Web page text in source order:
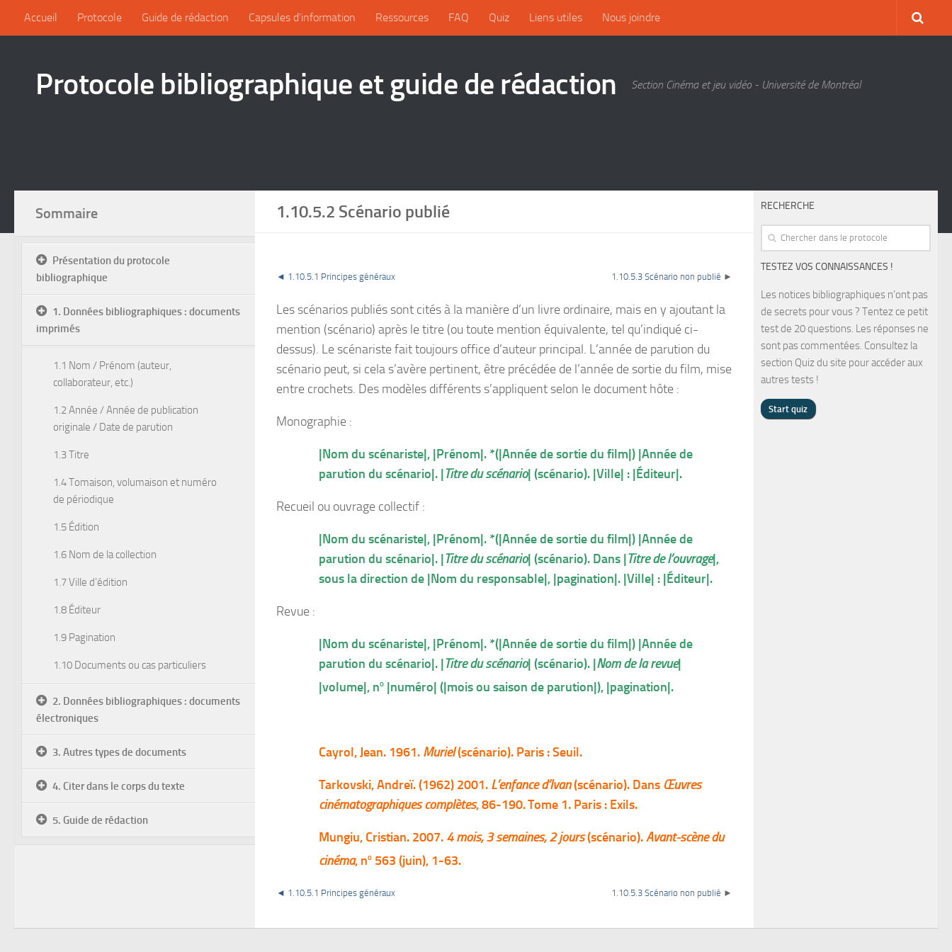
Accueil Protocole Guide de rédaction Capsules d’information Ressources FAQ Quiz Liens utiles Nous joindre
Protocole bibliographique et guide de rédaction Section Cinéma et jeu vidéo - Université de Montréal
1.10.5.2 Scénario publié
◄ 1.10.5.1 Principes généraux 1.10.5.3 Scénario non publié ►
Les scénarios publiés sont cités à la manière d’un livre ordinaire, mais en y ajoutant la
mention (scénario) après le titre (ou toute mention équivalente, tel qu’indiqué ci-
dessus). Le scénariste fait toujours office d’auteur principal. L’année de parution du
scénario peut, si cela s’avère pertinent, être précédée de l’année de sortie du film, mise
entre crochets. Des modèles différents s’appliquent selon le document hôte :
Monographie :
|Nom du scénariste|, |Prénom|. *(|Année de sortie du film|) |Année de
parution du scénario|. |Titre du scénario| (scénario). |Ville| : |Éditeur|.
Recueil ou ouvrage collectif :
|Nom du scénariste|, |Prénom|. *(|Année de sortie du film|) |Année de
parution du scénario|. |Titre du scénario| (scénario). Dans |Titre de l’ouvrage|,
sous la direction de |Nom du responsable|, |pagination|. |Ville| : |Éditeur|.
Revue :
|Nom du scénariste|, |Prénom|. *(|Année de sortie du film|) |Année de
parution du scénario|. |Titre du scénario| (scénario). |Nom de la revue|
|volume|, no |numéro| (|mois ou saison de parution|), |pagination|.
Cayrol, Jean. 1961. Muriel(scénario). Paris : Seuil.
Tarkovski, Andreï. (1962) 2001. L’enfance d’Ivan(scénario). Dans Œuvres
cinématographiques complètes, 86-190.Tome 1. Paris : Exils.
Mungiu, Cristian. 2007. 4 mois, 3 semaines, 2 jours(scénario).Avant-scène du
cinéma, no 563 (juin), 1-63.
◄ 1.10.5.1 Principes généraux 1.10.5.3 Scénario non publié ►
Sommaire
Présentation du protocole
bibliographique
1. Données bibliographiques : documents
imprimés
1.1 Nom / Prénom (auteur,
collaborateur, etc.)
1.2 Année / Année de publication
originale / Date de parution
1.3 Titre
1.4 Tomaison, volumaison et numéro
de périodique
1.5 Édition
1.6 Nom de la collection
1.7 Ville d’édition
1.8 Éditeur
1.9 Pagination
1.10 Documents ou cas particuliers
2. Données bibliographiques : documents
électroniques
3. Autres types de documents
4. Citer dans le corps du texte
5. Guide de rédaction
RECHERCHE
TESTEZ VOS CONNAISSANCES !
Les notices bibliographiques n’ont pas
de secrets pour vous ? Tentez ce petit
test de 20 questions. Les réponses ne
sont pas commentées. Consultez la
section Quiz du site pour accéder aux
autres tests !